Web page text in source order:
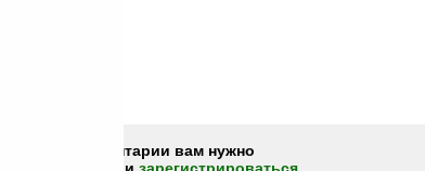
писать комментарии вам нужно